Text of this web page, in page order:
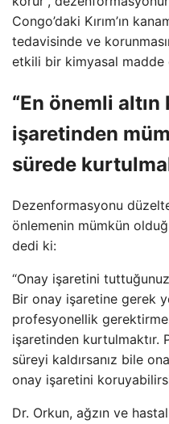
Congo’daki Kırım’ın
tedavisinde ve
etkili bir kimyasal madde
“En önemli
işaretinden
sürede
Dezenformasyonu
önlemenin mümkün
dedi ki:
“Onay işaretini
Bir onay işaretine gerek
profesyonellik
işaretinden kurtulmaktır.
süreyi kaldırsanız bile
onay işaretini
Dr. Orkun, ağzın ve